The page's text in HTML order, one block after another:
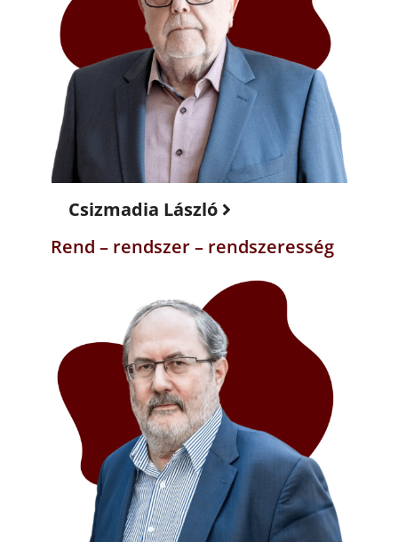
Csizmadia László
Rend – rendszer – rendszeresség